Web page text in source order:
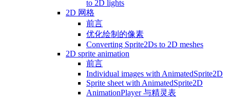
to 2D lights
2D 网格
前言
优化绘制的像素
Converting Sprite2Ds to 2D meshes
2D sprite animation
前言
Individual images with AnimatedSprite2D
Sprite sheet with AnimatedSprite2D
AnimationPlayer 与精灵表